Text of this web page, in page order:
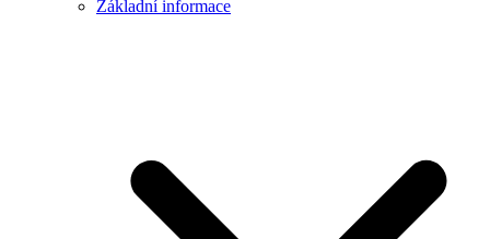
Základní informace